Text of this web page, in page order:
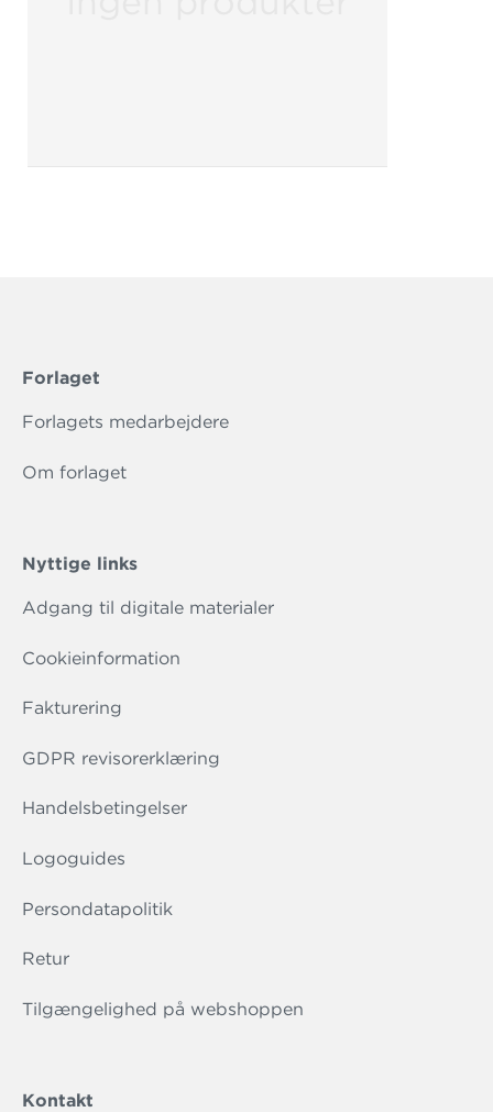
Forlaget
Forlagets medarbejdere
Om forlaget
Nyttige links
Adgang til digitale materialer
Cookieinformation
Fakturering
GDPR revisorerklæring
Handelsbetingelser
Logoguides
Persondatapolitik
Retur
Tilgængelighed på webshoppen
Kontakt